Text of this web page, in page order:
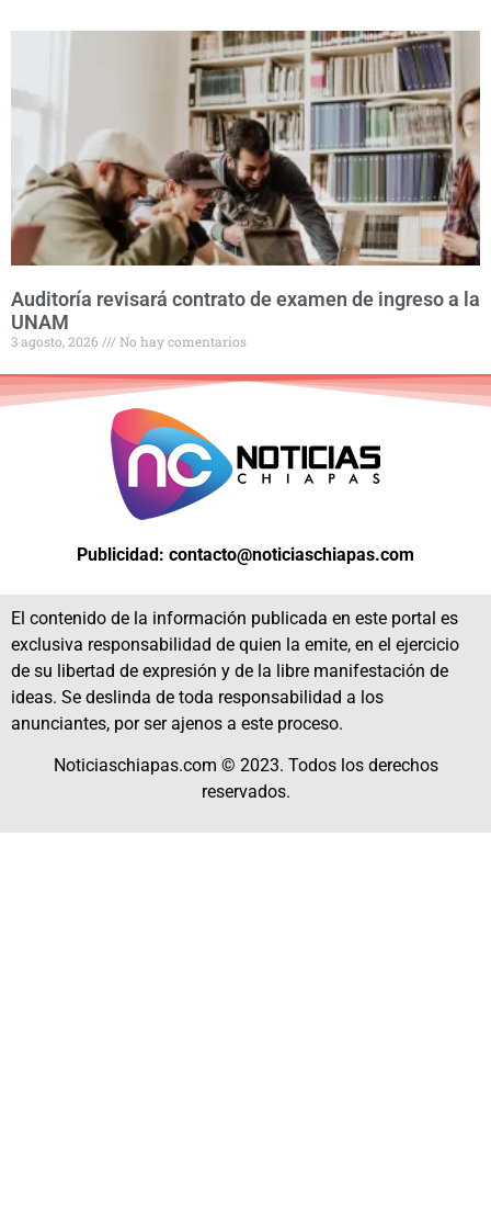
Auditoría revisará contrato de examen de ingreso a la
UNAM
3 agosto, 2026 No hay comentarios
Publicidad: contacto@noticiaschiapas.com
El contenido de la información publicada en este portal es
exclusiva responsabilidad de quien la emite, en el ejercicio
de su libertad de expresión y de la libre manifestación de
ideas. Se deslinda de toda responsabilidad a los
anunciantes, por ser ajenos a este proceso.
Noticiaschiapas.com © 2023. Todos los derechos
reservados.